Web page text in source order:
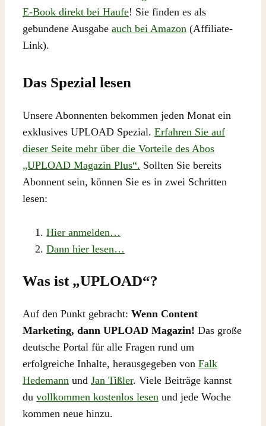
E-Book direkt bei Haufe! Sie finden es als
gebundene Ausgabe auch bei Amazon (Affiliate-
Link).
Das Spezial lesen
Unsere Abonnenten bekommen jeden Monat ein
exklusives UPLOAD Spezial. Erfahren Sie auf
dieser Seite mehr über die Vorteile des Abos
„UPLOAD Magazin Plus“. Sollten Sie bereits
Abonnent sein, können Sie es in zwei Schritten
lesen:
Hier anmelden…
Dann hier lesen…
Was ist „UPLOAD“?
Auf den Punkt gebracht: Wenn Content
Marketing, dann UPLOAD Magazin! Das große
deutsche Portal für alle Fragen rund um
erfolgreiche Inhalte, herausgegeben von Falk
Hedemann und Jan Tißler. Viele Beiträge kannst
du vollkommen kostenlos lesen und jede Woche
kommen neue hinzu.